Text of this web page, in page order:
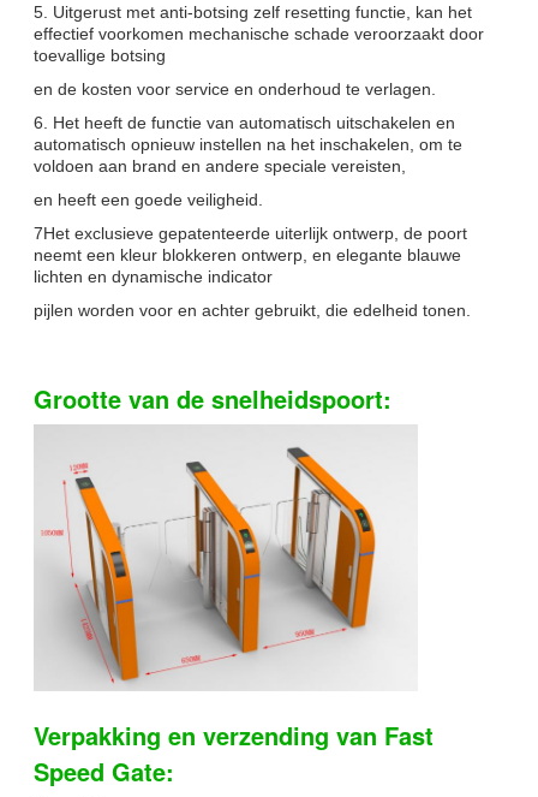
5. Uitgerust met anti-botsing zelf resetting functie, kan het
effectief voorkomen mechanische schade veroorzaakt door
toevallige botsing
en de kosten voor service en onderhoud te verlagen.
6. Het heeft de functie van automatisch uitschakelen en
automatisch opnieuw instellen na het inschakelen, om te
voldoen aan brand en andere speciale vereisten,
en heeft een goede veiligheid.
7Het exclusieve gepatenteerde uiterlijk ontwerp, de poort
neemt een kleur blokkeren ontwerp, en elegante blauwe
lichten en dynamische indicator
pijlen worden voor en achter gebruikt, die edelheid tonen.
Grootte van de snelheidspoort:
Verpakking en verzending van Fast
Speed Gate: